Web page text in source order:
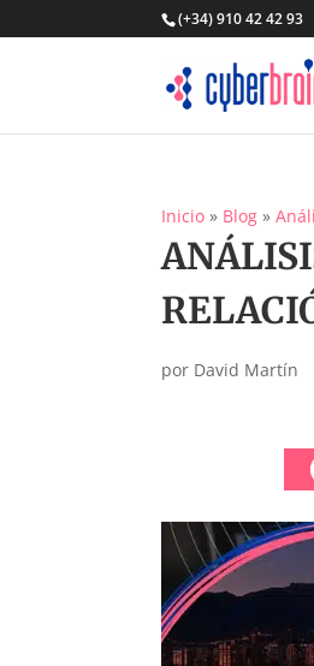
(+34) 910 42 42 93
Inicio » Blog »
por David Martín